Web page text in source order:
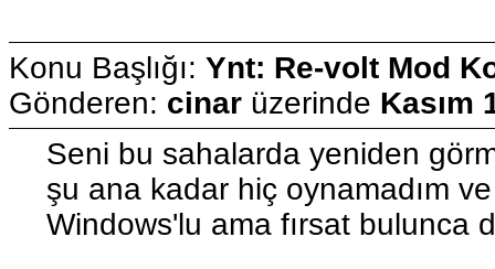
Konu Başlığı: Ynt: Re-volt Mod
Gönderen: cinar üzerinde Kasım
Seni bu sahalarda yeniden
şu ana kadar hiç oynamadım
Windows'lu ama fırsat bulunca